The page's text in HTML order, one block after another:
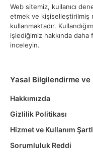
Web sitemiz, kullanıcı
etmek ve kişiselleştirilmiş
kullanmaktadır.
işlediğimiz hakkında
inceleyin.
Yasal Bilgilendirme ve
Hakkımızda
Gizlilik Politikası
Hizmet ve Kullanım
Sorumluluk Reddi